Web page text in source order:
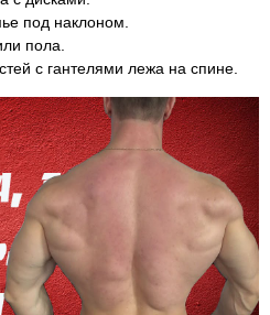
под наклоном.
пола.
с гантелями лежа на спине.